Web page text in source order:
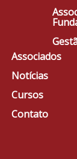
Associados
Notícias
Cursos
Contato